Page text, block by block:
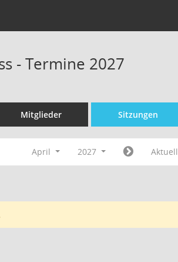
- Termine 2027
Mitglieder Sitzungen
April 2027 Aktuell